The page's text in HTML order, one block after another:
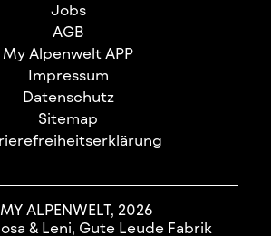
Jobs
AGB
My Alpenwelt APP
Impressum
Datenschutz
Sitemap
ALPENWELT, 2026
& Leni, Gute Leude Fabrik